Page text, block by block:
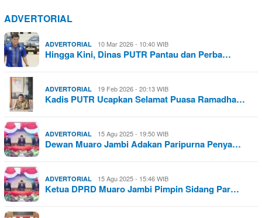
ADVERTORIAL
ADVERTORIAL 10 Mar 2026 - 10:40 WIB
Hingga Kini, Dinas PUTR Pantau dan Perba…
ADVERTORIAL 19 Feb 2026 - 20:13 WIB
Kadis PUTR Ucapkan Selamat Puasa Ramadha…
ADVERTORIAL 15 Agu 2025 - 19:50 WIB
Dewan Muaro Jambi Adakan Paripurna Penya…
ADVERTORIAL 15 Agu 2025 - 15:46 WIB
Ketua DPRD Muaro Jambi Pimpin Sidang Par…